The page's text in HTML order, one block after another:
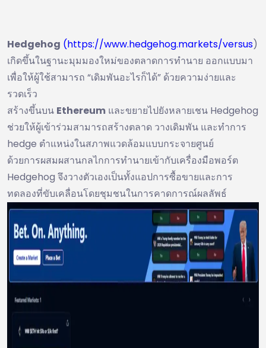
Hedgehog (https://www.hedgehog.markets/versus)
เกิดขึ้นในฐานะมุมมองใหม่ของตลาดการทำนาย ออกแบบมา
เพื่อให้ผู้ใช้สามารถ “เดิมพันอะไรก็ได้” ด้วยความง่ายและ
รวดเร็ว
สร้างขึ้นบน Ethereum และขยายไปยังหลายเชน Hedgehog
ช่วยให้ผู้เข้าร่วมสามารถสร้างตลาด วางเดิมพัน และทำการ
hedge ตำแหน่งในสภาพแวดล้อมแบบกระจายศูนย์
ด้วยการผสมผสานกลไกการทำนายเข้ากับเครื่องมือพอร์ต
Hedgehog จึงวางตัวเองเป็นทั้งแอปการซื้อขายและการ
ทดลองที่ขับเคลื่อนโดยชุมชนในการคาดการณ์ผลลัพธ์